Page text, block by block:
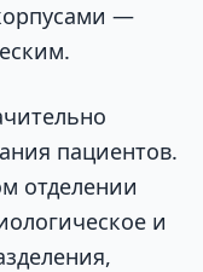
—
пациентов.
отделении
и